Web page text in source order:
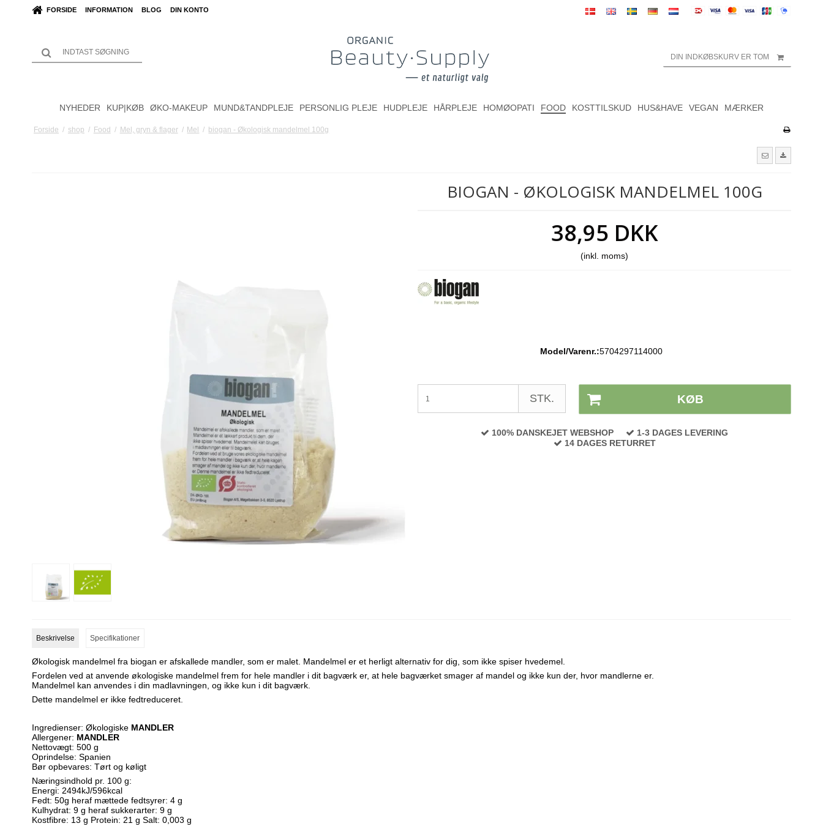
FORSIDE INFORMATION BLOG DIN KONTO
DIN INDKØBSKURV ER TOM
NYHEDER KUP|KØB ØKO-MAKEUP MUND&TANDPLEJE PERSONLIG PLEJE HUDPLEJE HÅRPLEJE HOMØOPATI FOOD KOSTTILSKUD HUS&HAVE VEGAN MÆRKER
Forside / shop / Food / Mel, gryn & flager / Mel / biogan - Økologisk mandelmel 100g
BIOGAN - ØKOLOGISK MANDELMEL 100G
38,95 DKK
(inkl. moms)
Model/Varenr.:5704297114000
STK. KØB
100% DANSKEJET WEBSHOP
1-3 DAGES LEVERING
14 DAGES RETURRET
Beskrivelse Specifikationer
Økologisk mandelmel fra biogan er afskallede mandler, som er malet. Mandelmel er et herligt alternativ for dig, som ikke spiser hvedemel.
Fordelen ved at anvende økologiske mandelmel frem for hele mandler i dit bagværk er, at hele bagværket smager af mandel og ikke kun der, hvor mandlerne er.
Mandelmel kan anvendes i din madlavningen, og ikke kun i dit bagværk.
Dette mandelmel er ikke fedtreduceret.
Ingredienser: Økologiske MANDLER
Allergener: MANDLER
Nettovægt: 500 g
Oprindelse: Spanien
Bør opbevares: Tørt og køligt
Næringsindhold pr. 100 g:
Energi: 2494kJ/596kcal
Fedt: 50g heraf mættede fedtsyrer: 4 g
Kulhydrat: 9 g heraf sukkerarter: 9 g
Kostfibre: 13 g Protein: 21 g Salt: 0,003 g